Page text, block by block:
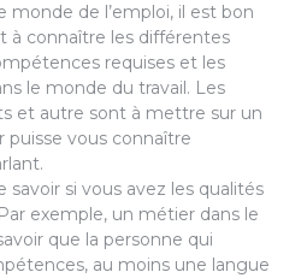
monde de l’emploi, il est bon
à connaître les différentes
requises et les
le monde du travail. Les
et autre sont à mettre sur un
puisse vous connaître
si vous avez les qualités
exemple, un métier dans le
que la personne qui
au moins une langue